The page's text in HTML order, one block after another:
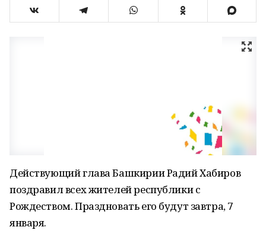
Действующий глава Башкирии Радий Хабиров
поздравил всех жителей республики с
Рождеством. Праздновать его будут завтра, 7
января.